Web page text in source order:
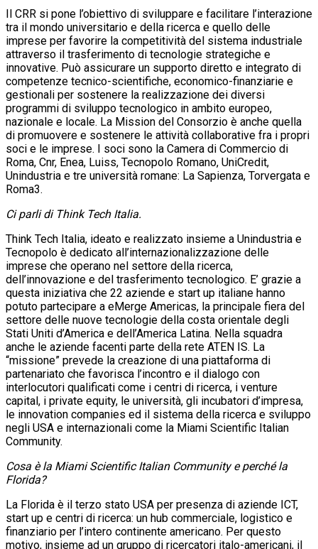
Il CRR si pone l’obiettivo di sviluppare e facilitare l’interazione
tra il mondo universitario e della ricerca e quello delle
imprese per favorire la competitività del sistema industriale
attraverso il trasferimento di tecnologie strategiche e
innovative. Può assicurare un supporto diretto e integrato di
competenze tecnico-scientifiche, economico-finanziarie e
gestionali per sostenere la realizzazione dei diversi
programmi di sviluppo tecnologico in ambito europeo,
nazionale e locale. La Mission del Consorzio è anche quella
di promuovere e sostenere le attività collaborative fra i propri
soci e le imprese. I soci sono la Camera di Commercio di
Roma, Cnr, Enea, Luiss, Tecnopolo Romano, UniCredit,
Unindustria e tre università romane: La Sapienza, Torvergata e
Roma3.
Ci parli di Think Tech Italia.
Think Tech Italia, ideato e realizzato insieme a Unindustria e
Tecnopolo è dedicato all’internazionalizzazione delle
imprese che operano nel settore della ricerca,
dell’innovazione e del trasferimento tecnologico. E’ grazie a
questa iniziativa che 22 aziende e start up italiane hanno
potuto partecipare a eMerge Americas, la principale fiera del
settore delle nuove tecnologie della costa orientale degli
Stati Uniti d’America e dell’America Latina. Nella squadra
anche le aziende facenti parte della rete ATEN IS. La
“missione” prevede la creazione di una piattaforma di
partenariato che favorisca l’incontro e il dialogo con
interlocutori qualificati come i centri di ricerca, i venture
capital, i private equity, le università, gli incubatori d’impresa,
le innovation companies ed il sistema della ricerca e sviluppo
negli USA e internazionali come la Miami Scientific Italian
Community.
Cosa è la Miami Scientific Italian Community e perché la
Florida?
La Florida è il terzo stato USA per presenza di aziende ICT,
start up e centri di ricerca: un hub commerciale, logistico e
finanziario per l’intero continente americano. Per questo
motivo, insieme ad un gruppo di ricercatori italo-americani, il